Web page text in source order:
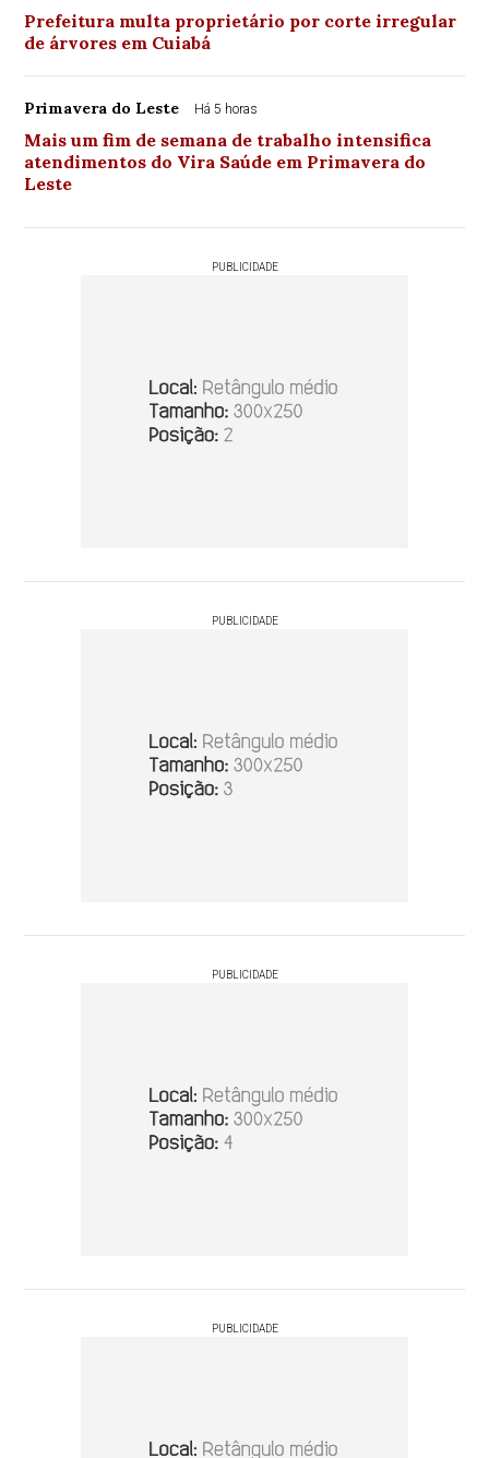
Prefeitura multa proprietário por corte irregular
de árvores em Cuiabá
Primavera do Leste Há 5 horas
Mais um fim de semana de trabalho intensifica
atendimentos do Vira Saúde em Primavera do
Leste
PUBLICIDADE
PUBLICIDADE
PUBLICIDADE
PUBLICIDADE